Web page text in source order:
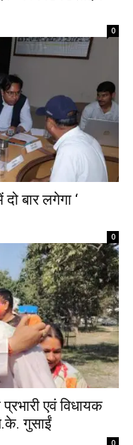
0
बार लगेगा ‘
0
एवं विधायक
गुसाईं
0